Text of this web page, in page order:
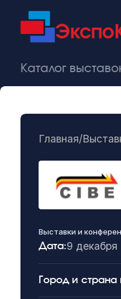
Каталог
Главная/
Выставки и
Дата:9
Город и страна